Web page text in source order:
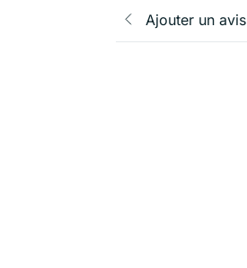
Ajouter un avis